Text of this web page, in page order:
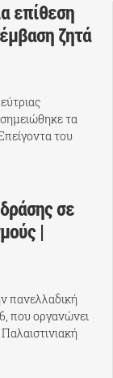
επίθεση
ζητά
τα
του
σε
|
πανελλαδική
που οργανώνει